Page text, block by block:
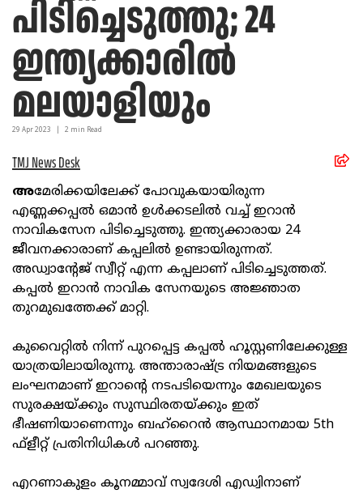
പിടിച്ചെടുത്തു; 24
ഇന്ത്യക്കാരില്‍
മലയാളിയും
29 Apr 2023 2 min Read
TMJ News Desk
അമേരിക്കയിലേക്ക് പോവുകയായിരുന്ന
എണ്ണക്കപ്പല്‍ ഒമാന്‍ ഉള്‍ക്കടലില്‍ വച്ച് ഇറാന്‍
നാവികസേന പിടിച്ചെടുത്തു. ഇന്ത്യക്കാരായ 24
ജീവനക്കാരാണ് കപ്പലില്‍ ഉണ്ടായിരുന്നത്.
അഡ്വാന്റേജ് സ്വീറ്റ് എന്ന കപ്പലാണ് പിടിച്ചെടുത്തത്.
കപ്പല്‍ ഇറാന്‍ നാവിക സേനയുടെ അജ്ഞാത
തുറമുഖത്തേക്ക് മാറ്റി.
കുവൈറ്റില്‍ നിന്ന് പുറപ്പെട്ട കപ്പല്‍ ഹൂസ്റ്റണിലേക്കുള്ള
യാത്രയിലായിരുന്നു. അന്താരാഷ്ട്ര നിയമങ്ങളുടെ
ലംഘനമാണ് ഇറാന്റെ നടപടിയെന്നും മേഖലയുടെ
സുരക്ഷയ്ക്കും സുസ്ഥിരതയ്ക്കും ഇത്
ഭീഷണിയാണെന്നും ബഹ്‌റൈന്‍ ആസ്ഥാനമായ 5th
ഫ്‌ളീറ്റ് പ്രതിനിധികള്‍ പറഞ്ഞു.
എറണാകുളം കൂനമ്മാവ് സ്വദേശി എഡ്വിനാണ്